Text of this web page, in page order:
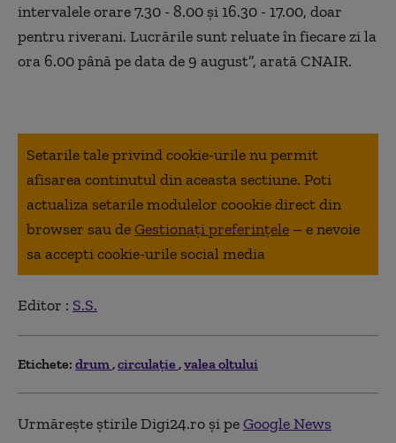
intervalele orare 7.30 - 8.00 şi 16.30 - 17.00, doar
pentru riverani. Lucrările sunt reluate în fiecare zi la
ora 6.00 până pe data de 9 august”, arată CNAIR.
Setarile tale privind cookie-urile nu permit
afisarea continutul din aceasta sectiune. Poti
actualiza setarile modulelor coookie direct din
browser sau deGestionați preferințele – e nevoie
sa accepti cookie-urile social media
Editor : S.S.
Etichete: drum circulație valea oltului
Urmărește știrile Digi24.ro și peGoogle News